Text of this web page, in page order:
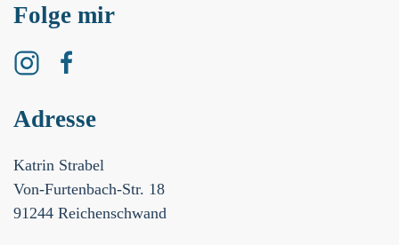
Folge mir
Adresse
Katrin Strabel
Von-Furtenbach-Str. 18
91244 Reichenschwand